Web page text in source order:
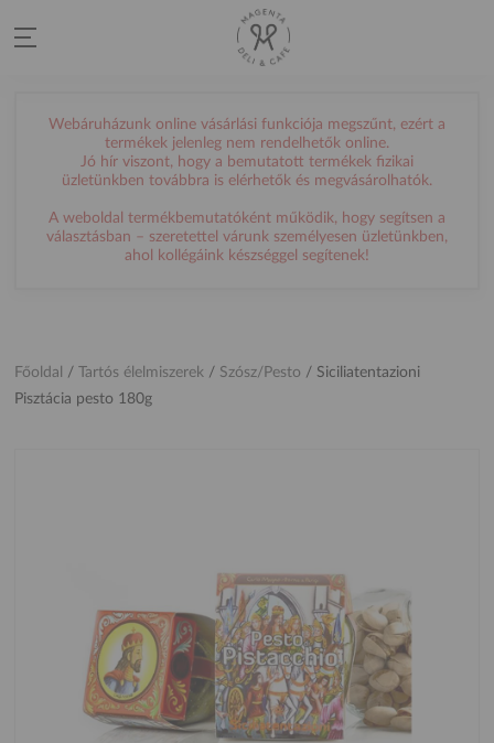
Webáruházunk online vásárlási funkciója megszűnt, ezért a
termékek jelenleg nem rendelhetők online.
Jó hír viszont, hogy a bemutatott termékek fizikai
üzletünkben továbbra is elérhetők és megvásárolhatók.
A weboldal termékbemutatóként működik, hogy segítsen a
választásban – szeretettel várunk személyesen üzletünkben,
ahol kollégáink készséggel segítenek!
Főoldal / Tartós élelmiszerek / Szósz/Pesto / Siciliatentazioni
Pisztácia pesto 180g